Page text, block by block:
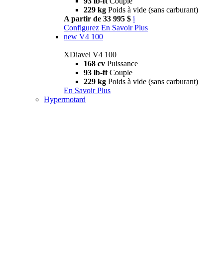
229 kg Poids à vide (sans carburant)
A partir de 33 995 $ i
Configurez En Savoir Plus
new V4 100
XDiavel V4 100
168 cv Puissance
93 lb-ft Couple
229 kg Poids à vide (sans carburant)
En Savoir Plus
Hypermotard